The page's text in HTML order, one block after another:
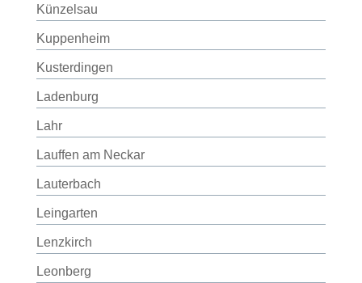
Künzelsau
Kuppenheim
Kusterdingen
Ladenburg
Lahr
Lauffen am Neckar
Lauterbach
Leingarten
Lenzkirch
Leonberg